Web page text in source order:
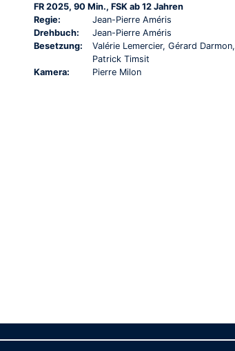
FR 2025, 90 Min., FSK ab 12 Jahren
Regie:
Jean-Pierre Améris
Drehbuch:
Jean-Pierre Améris
Besetzung:
Valérie Lemercier, Gérard Darmon,
Patrick Timsit
Kamera:
Pierre Milon